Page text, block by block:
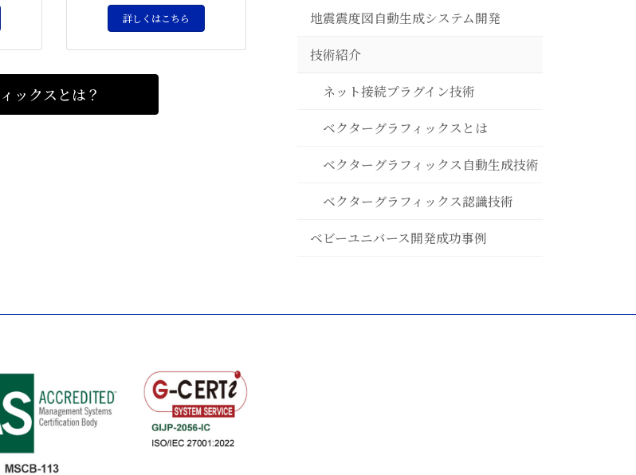
詳しくはこちら
ックスとは？
地震震度図自動生成システム開発
技術紹介
ネット接続プラグイン技術
ベクターグラフィックスとは
ベクターグラフィックス自動生成技術
ベクターグラフィックス認識技術
ベビーユニバース開発成功事例